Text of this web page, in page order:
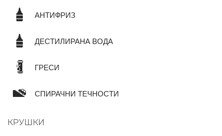
АНТИФРИЗ
ДЕСТИЛИРАНА ВОДА
ГРЕСИ
СПИРАЧНИ ТЕЧНОСТИ
КРУШКИ